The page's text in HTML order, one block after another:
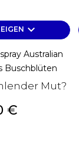
keyboard_arrow_down
Australian
Buschblüten
Mut?
€